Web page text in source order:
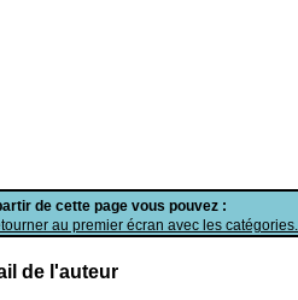
de cette page vous pouvez :
au premier écran avec les catégories...
de l'auteur